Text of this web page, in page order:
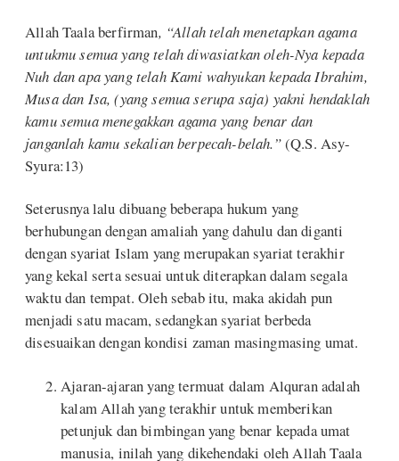
Allah Taala berfirman, “Allah telah menetapkan agama
untukmu semua yang telah diwasiatkan oleh-Nya kepada
Nuh dan apa yang telah Kami wahyukan kepada Ibrahim,
Musa dan Isa, (yang semua serupa saja) yakni hendaklah
kamu semua menegakkan agama yang benar dan
janganlah kamu sekalian berpecah-belah.”(Q.S. Asy-
Syura:13)
Seterusnya lalu dibuang beberapa hukum yang
berhubungan dengan amaliah yang dahulu dan diganti
dengan syariat Islam yang merupakan syariat terakhir
yang kekal serta sesuai untuk diterapkan dalam segala
waktu dan tempat. Oleh sebab itu, maka akidah pun
menjadi satu macam, sedangkan syariat berbeda
disesuaikan dengan kondisi zaman masingmasing umat.
Ajaran-ajaran yang termuat dalam Alquran adalah
kalam Allah yang terakhir untuk memberikan
petunjuk dan bimbingan yang benar kepada umat
manusia, inilah yang dikehendaki oleh Allah Taala